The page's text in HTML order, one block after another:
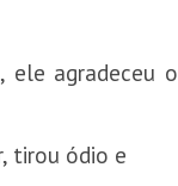
ele agradeceu o
tirou ódio e